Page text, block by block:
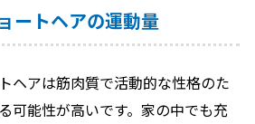
ートヘアの運動量
ヘアは筋肉質で活動的な性格のた
可能性が高いです。家の中でも充